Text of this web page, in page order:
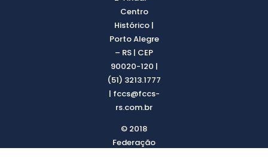
Centro
Histórico |
Porto Alegre
– RS | CEP
90020-120 |
(51) 3213.1777
| fccs@fccs-
rs.com.br
© 2018
Federação